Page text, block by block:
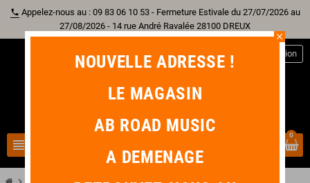
phone Appelez-nous au : 09 83 06 10 53 - Fermeture Estivale du 27/07/2026 au
27/08/2026 - 14 rue André Ravalée 28100 DREUX
view_headline
Connexion
0
close
NOUVELLE ADRESSE !
LE MAGASIN
AB ROAD MUSIC
A DEMENAGE